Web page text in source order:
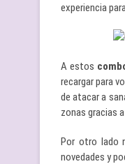
experiencia
A estos
recargar para
de atacar a
zonas gracias
Por otro lado
novedades y